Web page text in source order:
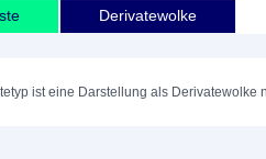
Derivatewolke
ist eine Darstellung als Derivatewolke